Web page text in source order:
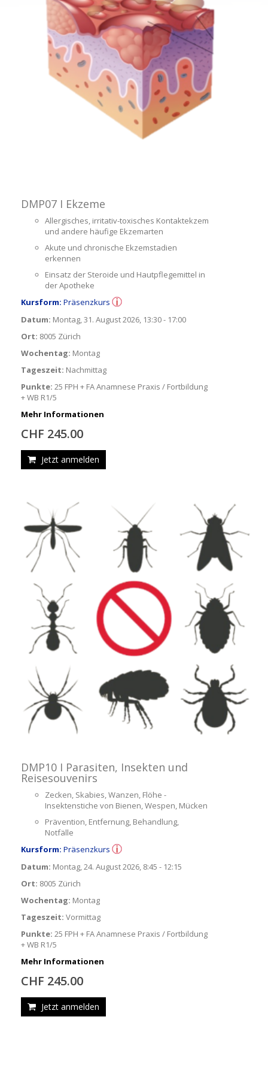
DMP07 I Ekzeme
Allergisches, irritativ-toxisches Kontaktekzem
und andere häufige Ekzemarten
Akute und chronische Ekzemstadien
erkennen
Einsatz der Steroide und Hautpflegemittel in
der Apotheke
Kursform: Präsenzkurs
Datum: Montag, 31. August 2026, 13:30 - 17:00
Ort: 8005 Zürich
Wochentag: Montag
Tageszeit: Nachmittag
Punkte: 25 FPH + FA Anamnese Praxis / Fortbildung
+ WB R1/5
Mehr Informationen
CHF 245.00
Jetzt anmelden
DMP10 I Parasiten, Insekten und
Reisesouvenirs
Zecken, Skabies, Wanzen, Flöhe -
Insektenstiche von Bienen, Wespen, Mücken
Prävention, Entfernung, Behandlung,
Notfälle
Kursform: Präsenzkurs
Datum: Montag, 24. August 2026, 8:45 - 12:15
Ort: 8005 Zürich
Wochentag: Montag
Tageszeit: Vormittag
Punkte: 25 FPH + FA Anamnese Praxis / Fortbildung
+ WB R1/5
Mehr Informationen
CHF 245.00
Jetzt anmelden